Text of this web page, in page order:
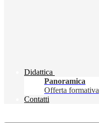
Didattica
Panoramica
Offerta formativa
Contatti